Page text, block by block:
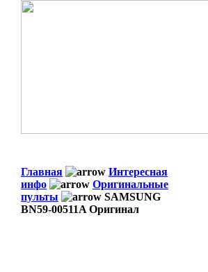
Главная
Интересная
инфо
Оригинальные
пульты
SAMSUNG
BN59-00511A Оригинал